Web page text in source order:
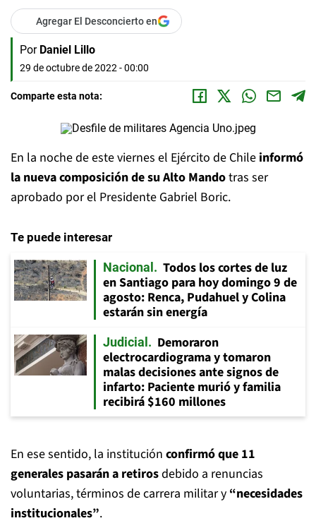
Agregar El Desconcierto en
Por Daniel Lillo
29 de octubre de 2022 - 00:00
Comparte esta nota:
En la noche de este viernes el Ejército de Chile informó
la nueva composición de su Alto Mandotras ser
aprobado por el Presidente Gabriel Boric.
Te puede interesar
Nacional
Todos los cortes de luz
en Santiago para hoy domingo 9 de
agosto: Renca, Pudahuel y Colina
estarán sin energía
Judicial
Demoraron
electrocardiograma y tomaron
malas decisiones ante signos de
infarto: Paciente murió y familia
recibirá $160 millones
En ese sentido, la institución confirmó que 11
generales pasarán a retirosdebido a renuncias
voluntarias, términos de carrera militar y “necesidades
institucionales”.